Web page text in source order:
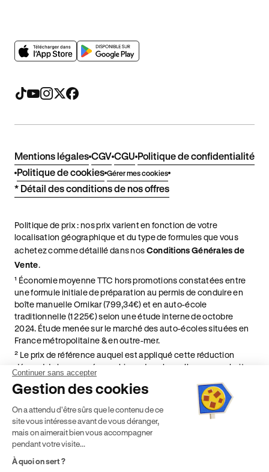
Mentions légales CGV CGU Politique de confidentialité
Politique de cookies Gérer mes cookies
* Détail des conditions de nos offres
Politique de prix : nos prix varient en fonction de votre
localisation géographique et du type de formules que vous
achetez comme détaillé dans nosConditions Générales de
Vente.
¹ Économie moyenne TTC hors promotions constatées entre
une formule initiale de préparation au permis de conduire en
boîte manuelle Ornikar (799,34€) et en auto-école
traditionnelle (1 225€) selon une étude interne de octobre
2024. Étude menée sur le marché des auto-écoles situées en
France métropolitaine & en outre-mer.
² Le prix de référence auquel est appliqué cette réduction
dépend de la zone géographique dans laquelle vous souhaitez
effectuer vos heures de conduite conformément à l'Article 6
de nos Conditions Générales de Vente
⁵ Montant du financement CPF variable selon les droits acquis
par chaque bénéficiaire. Exemple donné pour un titulaire
disposant de 500 € de droits CPF. Le reste à charge dépend du
solde disponible sur le Compte Personnel de Formation et du
Continuer sans accepter
Gestion des cookies
On a attendu d'être sûrs que le contenu de ce
site vous intéresse avant de vous déranger,
mais on aimerait bien vous accompagner
pendant votre visite...
À quoi on sert ?